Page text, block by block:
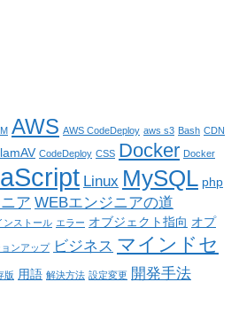
AWS AWS CodeDeploy aws s3 Bash CDN
CodeDeploy CSS Docker Docker
Linux MySQL php
ア WEBエンジニアの道
ンストール エラー オブジェクト指向 オプ
ンアップ ビジネス マインドセ
版 用語 解決方法 設定変更 開発手法